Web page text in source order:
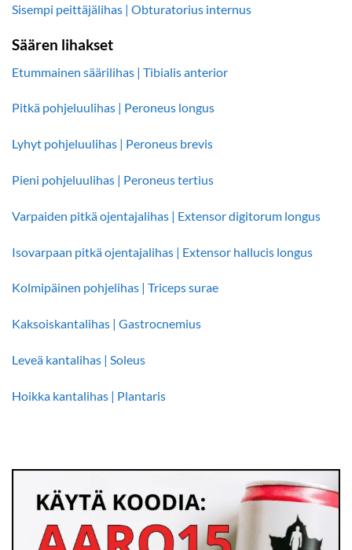
Sisempi peittäjälihas | Obturatorius internus
Säären lihakset
Etummainen säärilihas | Tibialis anterior
Pitkä pohjeluulihas | Peroneus longus
Lyhyt pohjeluulihas | Peroneus brevis
Pieni pohjeluulihas | Peroneus tertius
Varpaiden pitkä ojentajalihas | Extensor digitorum longus
Isovarpaan pitkä ojentajalihas | Extensor hallucis longus
Kolmipäinen pohjelihas | Triceps surae
Kaksoiskantalihas | Gastrocnemius
Leveä kantalihas | Soleus
Hoikka kantalihas | Plantaris